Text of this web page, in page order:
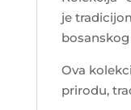
je
Ova
prirodu,